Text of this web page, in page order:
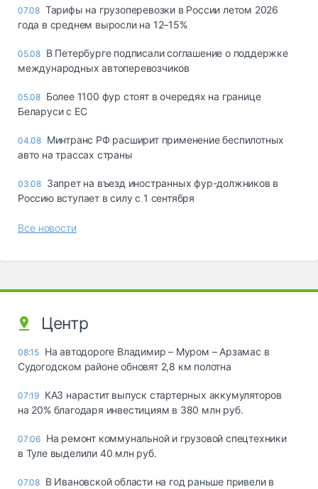
07.08 Тарифы на грузоперевозки в России летом 2026
года в среднем выросли на 12–15%
05.08 В Петербурге подписали соглашение о поддержке
международных автоперевозчиков
05.08 Более 1100 фур стоят в очередях на границе
Беларуси с ЕС
04.08 Минтранс РФ расширит применение беспилотных
авто на трассах страны
03.08 Запрет на въезд иностранных фур-должников в
Россию вступает в силу с 1 сентября
Все новости
Центр
08:15 На автодороге Владимир – Муром – Арзамас в
Судогодском районе обновят 2,8 км полотна
07:19 КАЗ нарастит выпуск стартерных аккумуляторов
на 20% благодаря инвестициям в 380 млн руб.
07:06 На ремонт коммунальной и грузовой спецтехники
в Туле выделили 40 млн руб.
07.08 В Ивановской области на год раньше привели в